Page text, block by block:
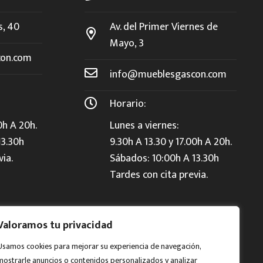
tu privacidad
cookies para mejorar su experiencia de navegación,
40
A 20h.
Av. del Primer Viernes de
Mayo, 3
info@mueblesgascon.com
Horario:
Lunes a viernes:
9.30h A 13.30 y 17.00h A 20h.
Sábados: 10:00h A 13.30h
Tardes con cita previa.